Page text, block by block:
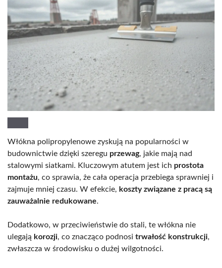
Włókna polipropylenowe zyskują na popularności w
budownictwie dzięki szeregu przewag, jakie mają nad
stalowymi siatkami. Kluczowym atutem jest ich prostota
montażu, co sprawia, że cała operacja przebiega sprawniej i
zajmuje mniej czasu. W efekcie, koszty związane z pracą są
zauważalnie redukowane.
Dodatkowo, w przeciwieństwie do stali, te włókna nie
ulegają korozji, co znacząco podnosi trwałość konstrukcji,
zwłaszcza w środowisku o dużej wilgotności.